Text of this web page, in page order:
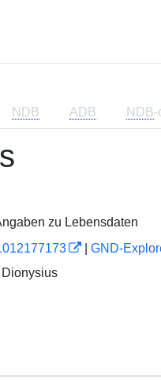
NDB ADB NDB-
zu Lebensdaten
GND-